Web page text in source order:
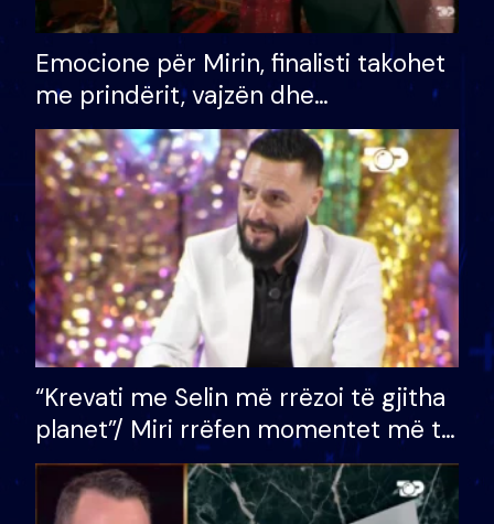
Emocione për Mirin, finalisti takohet
me prindërit, vajzën dhe
bashkëshorten: S’kemi ndonjë letër
divorci apo jo?
“Krevati me Selin më rrëzoi të gjitha
planet”/ Miri rrëfen momentet më të
bukura në shtëpinë e BB VIP: Do më
mungojë zilja e mëngjesit kur…